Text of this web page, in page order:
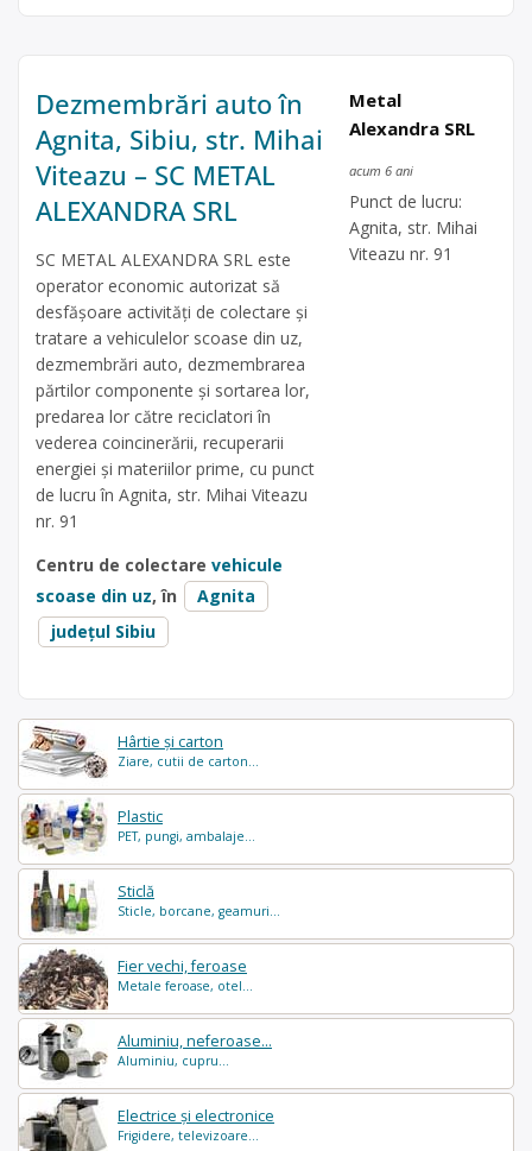
Hârtie și carton
Ziare, cutii de carton...
Plastic
PET, pungi, ambalaje...
Sticlă
Sticle, borcane, geamuri...
Fier vechi, feroase
Metale feroase, otel...
Aluminiu, neferoase...
Aluminiu, cupru...
Electrice și electronice
Frigidere, televizoare...
Dezmembrări auto în
Agnita, Sibiu, str. Mihai
Viteazu – SC METAL
ALEXANDRA SRL
SC METAL ALEXANDRA SRL este
operator economic autorizat să
desfăşoare activităţi de colectare şi
tratare a vehiculelor scoase din uz,
dezmembrări auto, dezmembrarea
părtilor componente și sortarea lor,
predarea lor către reciclatori în
vederea coincinerării, recuperarii
energiei și materiilor prime, cu punct
de lucru în Agnita, str. Mihai Viteazu
nr. 91
Centru de colectare vehicule
scoase din uz, în
Agnita
județul Sibiu
Metal
Alexandra SRL
acum 6 ani
Punct de lucru:
Agnita, str. Mihai
Viteazu nr. 91